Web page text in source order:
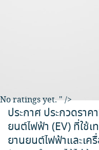
No ratings yet." />
ประกาศ ประกวดรา
ยนต์ไฟฟ้า (EV) ที่ใช้
ยานยนต์ไฟฟ้าและเ